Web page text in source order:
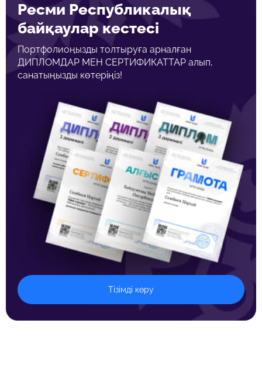
Ресми Республикалық
байқаулар кестесі
Портфолиоңызды толтыруға арналған
ДИПЛОМДАР МЕН СЕРТИФИКАТТАР алып,
санатыңызды көтеріңіз!
Тізімді көру